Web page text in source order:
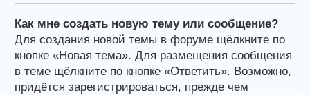
Как мне создать новую тему или сообщение?
Для создания новой темы в форуме щёлкните по
кнопке «Новая тема». Для размещения сообщения
в теме щёлкните по кнопке «Ответить». Возможно,
придётся зарегистрироваться, прежде чем